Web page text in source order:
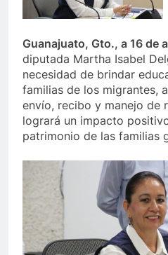
Guanajuato, Gto., a 16 de
diputada Martha Isabel
necesidad de brindar
familias de los migrantes,
envío, recibo y manejo de
logrará un impacto
patrimonio de las familias